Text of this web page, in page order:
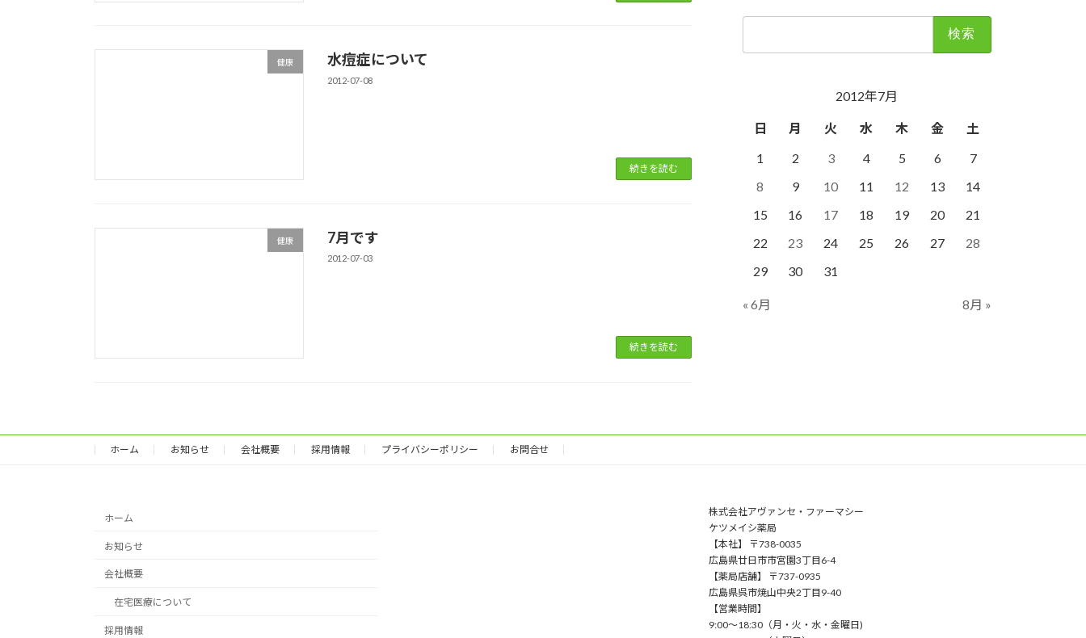
健康 水痘症について
2012-07-08
続きを読む
健康 7月です
2012-07-03
続きを読む
2012年7月
日 月 火 水 木 金
土
1
2 3 4 5 6
7
8
9 10 11 12 13
14
15
16 17 18 19 20
21
22
23 24 25 26 27
28
29
30 31
« 6月 8月 »
ホーム お知らせ 会社概要 採用情報 プライバシーポリシー お問合せ
ホーム
お知らせ
会社概要
在宅医療について
採用情報
株式会社アヴァンセ・ファーマシー
ケツメイシ薬局
【本社】 〒738-0035
広島県廿日市市宮園3丁目6-4
【薬局店舗】 〒737-0935
広島県呉市焼山中央2丁目9-40
【営業時間】
9:00〜18:30（⽉・⽕・⽔・⾦曜⽇)